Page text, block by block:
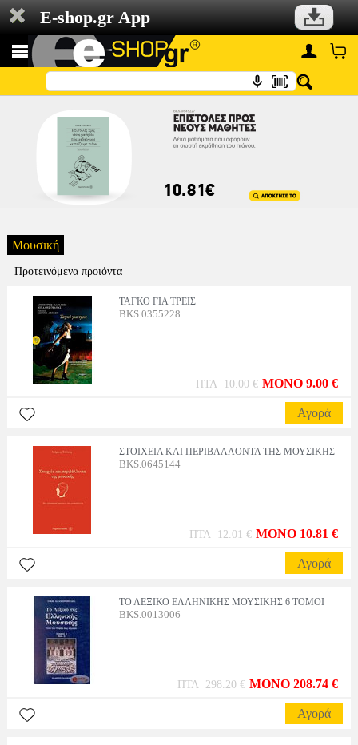
E-shop.gr App
Μουσική
Προτεινόμενα προιόντα
ΤΑΓΚΟ ΓΙΑ ΤΡΕΙΣ
BKS.0355228
ΠΤΛ 10.00 € MONO 9.00 €
Αγορά
ΣΤΟΙΧΕΙΑ ΚΑΙ ΠΕΡΙΒΑΛΛΟΝΤΑ ΤΗΣ ΜΟΥΣΙΚΗΣ
BKS.0645144
ΠΤΛ 12.01 € MONO 10.81 €
Αγορά
ΤΟ ΛΕΞΙΚΟ ΕΛΛΗΝΙΚΗΣ ΜΟΥΣΙΚΗΣ 6 ΤΟΜΟΙ
BKS.0013006
ΠΤΛ 298.20 € MONO 208.74 €
Αγορά